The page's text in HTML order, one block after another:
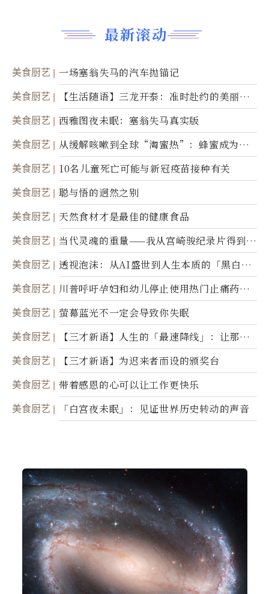
最新滚动
美食厨艺 一场塞翁失马的汽车抛锚记
美食厨艺
【生活随语】三龙开泰：准时赴约的美丽震
撼
美食厨艺 西雅图夜未眠：塞翁失马真实版
美食厨艺
从缓解咳嗽到全球“淘蜜热”：蜂蜜成为健
康产业前沿商品
美食厨艺 10名儿童死亡可能与新冠疫苗接种有关
美食厨艺 聪与悟的迥然之别
美食厨艺 天然食材才是最佳的健康食品
美食厨艺
当代灵魂的重量——我从宫崎骏纪录片得到的
省思
美食厨艺
透视泡沫：从AI盛世到人生本质的「黑白一
瞬」
美食厨艺
川普呼吁孕妇和幼儿停止使用热门止痛药泰
诺
美食厨艺 萤幕蓝光不一定会导致你失眠
美食厨艺
【三才新语】人生的「最速降线」：让那道
光，带你滑向自己
美食厨艺 【三才新语】为迟来者而设的颁奖台
美食厨艺 带着感恩的心可以让工作更快乐
美食厨艺 「白宫夜未眠」：见证世界历史转动的声音